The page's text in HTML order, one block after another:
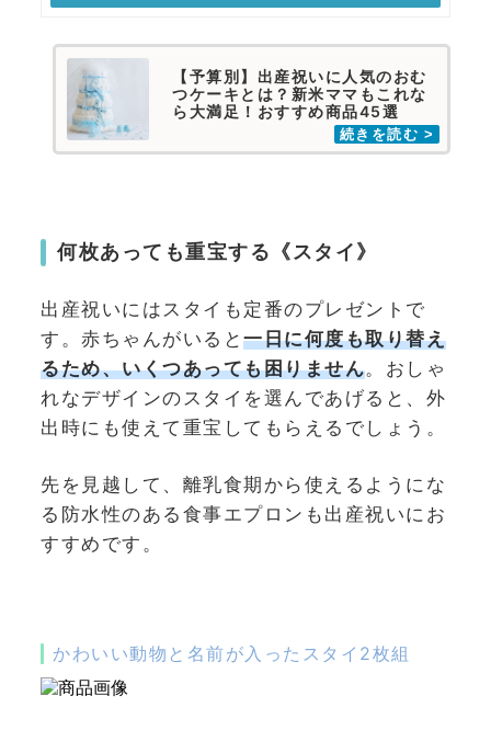
【予算別】出産祝いに人気のおむ
つケーキとは？新米ママもこれな
ら大満足！おすすめ商品45選
何枚あっても重宝する《スタイ》
出産祝いにはスタイも定番のプレゼントで
す。赤ちゃんがいると 一日に何度も取り替え
るため、いくつあっても困りません。おしゃ
れなデザインのスタイを選んであげると、外
出時にも使えて重宝してもらえるでしょう。
先を見越して、離乳食期から使えるようにな
る防水性のある食事エプロンも出産祝いにお
すすめです。
かわいい動物と名前が入ったスタイ2枚組